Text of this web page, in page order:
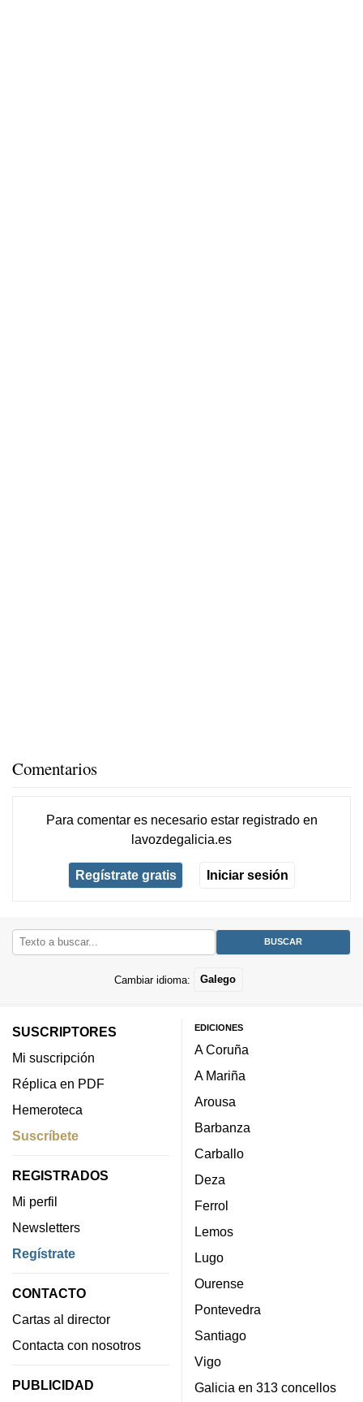
Comentarios
Para comentar es necesario estar registradoen
lavozdegalicia.es
Regístrate gratis Iniciar sesión
Cambiar idioma: Galego
SUSCRIPTORES
Mi suscripción
Réplica en PDF
Hemeroteca
Suscríbete
REGISTRADOS
Mi perfil
Newsletters
Regístrate
CONTACTO
Cartas al director
Contacta con nosotros
PUBLICIDAD
EDICIONES
A Coruña
A Mariña
Arousa
Barbanza
Carballo
Deza
Ferrol
Lemos
Lugo
Ourense
Pontevedra
Santiago
Vigo
Galicia en 313 concellos